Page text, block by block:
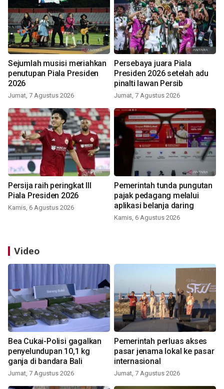
Sejumlah musisi meriahkan
penutupan Piala Presiden
2026
Jumat, 7 Agustus 2026
Persebaya juara Piala
Presiden 2026 setelah adu
pinalti lawan Persib
Jumat, 7 Agustus 2026
Persija raih peringkat III
Piala Presiden 2026
Kamis, 6 Agustus 2026
Pemerintah tunda pungutan
pajak pedagang melalui
aplikasi belanja daring
Kamis, 6 Agustus 2026
Video
Bea Cukai-Polisi gagalkan
penyelundupan 10,1 kg
ganja di bandara Bali
Jumat, 7 Agustus 2026
Pemerintah perluas akses
pasar jenama lokal ke pasar
internasional
Jumat, 7 Agustus 2026